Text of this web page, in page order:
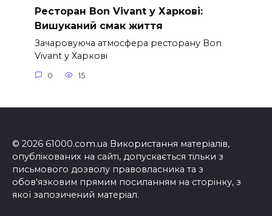
Ресторан Bon Vivant у Харкові:
Вишуканий смак життя
Зачаровуюча атмосфера ресторану Bon
Vivant у Харкові
0 15
© 2026 61000.com.ua Використання матеріалів,
опублікованих на сайті, допускається тільки з
письмового дозволу правовласника та з
обов'язковим прямим посиланням на сторінку, з
якої запозичений матеріал.